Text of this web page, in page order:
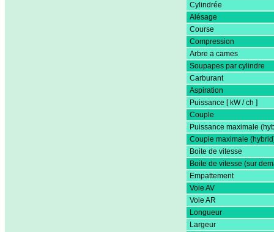
Cylindrée
Alésage
Course
Compression
Arbre a cames
Soupapes par cylindre
Carburant
Aspiration
Puissance [ kW / ch ]
Couple
Puissance maximale
Couple maximale
Boite de vitesse
Boite de vitesse (sur
Empattement
Voie AV
Voie AR
Longueur
Largeur